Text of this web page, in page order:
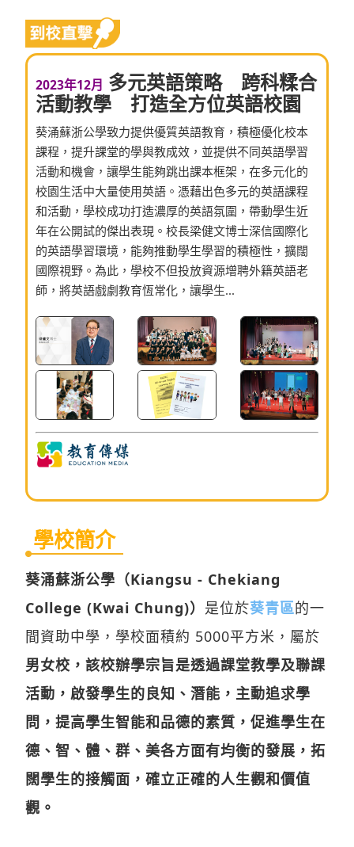
2023年12月 多元英語策略 跨科糅合
活動教學 打造全方位英語校園
葵涌蘇浙公學致力提供優質英語教育，積極優化校本
課程，提升課堂的學與教成效，並提供不同英語學習
活動和機會，讓學生能夠跳出課本框架，在多元化的
校園生活中大量使用英語。憑藉出色多元的英語課程
和活動，學校成功打造濃厚的英語氛圍，帶動學生近
年在公開試的傑出表現。校長梁健文博士深信國際化
的英語學習環境，能夠推動學生學習的積極性，擴闊
國際視野。為此，學校不但投放資源增聘外籍英語老
師，將英語戲劇教育恆常化，讓學生...
學校簡介
葵涌蘇浙公學（Kiangsu - Chekiang
College (Kwai Chung)） 是位於葵青區的一
間資助中學，學校面積約 5000平方米，屬於
男女校，該校辦學宗旨是透過課堂教學及聯課
活動，啟發學生的良知、潛能，主動追求學
問，提高學生智能和品德的素質，促進學生在
德、智、體、群、美各方面有均衡的發展，拓
闊學生的接觸面，確立正確的人生觀和價值
觀。